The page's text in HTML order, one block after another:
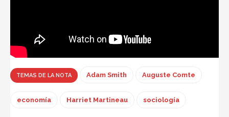
TEMAS DE LA NOTA Adam Smith Auguste Comte
economía Harriet Martineau sociología